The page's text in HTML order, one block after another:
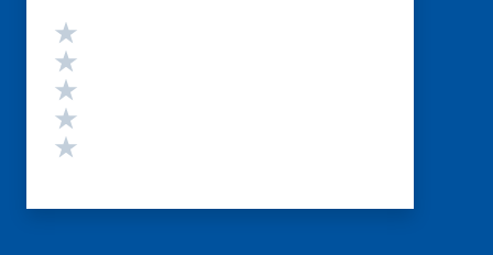
Valutazione